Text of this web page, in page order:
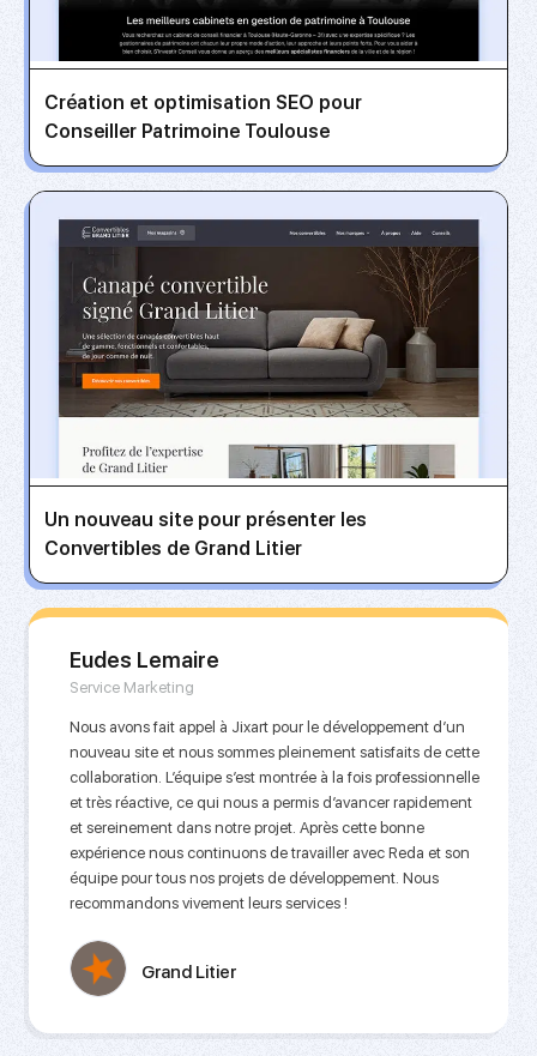
Création et optimisation SEO pour
Conseiller Patrimoine Toulouse
Un nouveau site pour présenter les
Convertibles de Grand Litier
Eudes Lemaire
Service Marketing
Nous avons fait appel à Jixart pour le développement d’un
nouveau site et nous sommes pleinement satisfaits de cette
collaboration. L’équipe s’est montrée à la fois professionnelle
et très réactive, ce qui nous a permis d’avancer rapidement
et sereinement dans notre projet. Après cette bonne
expérience nous continuons de travailler avec Reda et son
équipe pour tous nos projets de développement. Nous
recommandons vivement leurs services !
Grand Litier